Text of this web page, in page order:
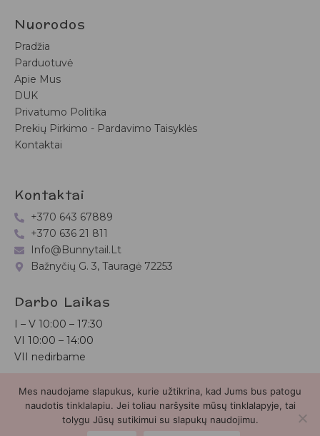
Nuorodos
Pradžia
Parduotuvė
Apie Mus
DUK
Privatumo Politika
Prekių Pirkimo - Pardavimo Taisyklės
Kontaktai
Kontaktai
+370 643 67889
+370 636 21 811
Info@bunnytail.lt
Bažnyčių G. 3, Tauragė 72253
Darbo Laikas
I – V 10:00 – 17:30
VI 10:00 – 14:00
VII nedirbame
Bunnytail.lt| Copyright 2026 | Svetainė sukurtaMyra.lt
Mes naudojame slapukus, kurie užtikrina, kad Jums bus patogu
naudotis tinklalapiu. Jei toliau naršysite mūsų tinklalapyje, tai
tolygu Jūsų sutikimui su slapukų naudojimu.